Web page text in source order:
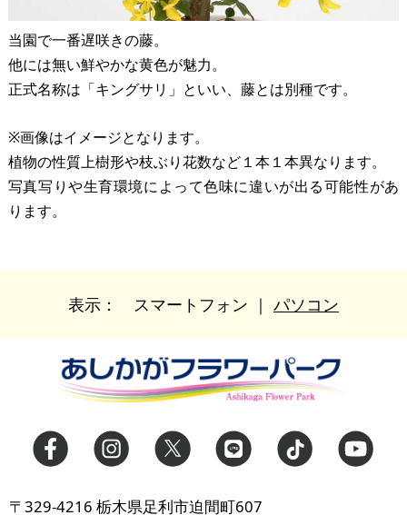
当園で一番遅咲きの藤。
他には無い鮮やかな黄色が魅力。
正式名称は「キングサリ」といい、藤とは別種です。
※画像はイメージとなります。
植物の性質上樹形や枝ぶり花数など１本１本異なります。
写真写りや生育環境によって色味に違いが出る可能性があ
ります。
表示： スマートフォン ｜ パソコン
〒329-4216 栃木県足利市迫間町607